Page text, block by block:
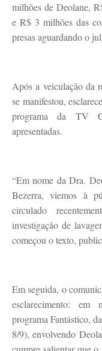
milhões de Deolane,
e R$ 3 milhões das
presas aguardando o
Após a veiculação da
se manifestou,
programa da TV
apresentadas.
“Em nome da Dra.
Bezerra, viemos à
circulado
investigação de
começou o texto,
Em seguida, o
esclarecimento: em
programa Fantástico,
8/9), envolvendo